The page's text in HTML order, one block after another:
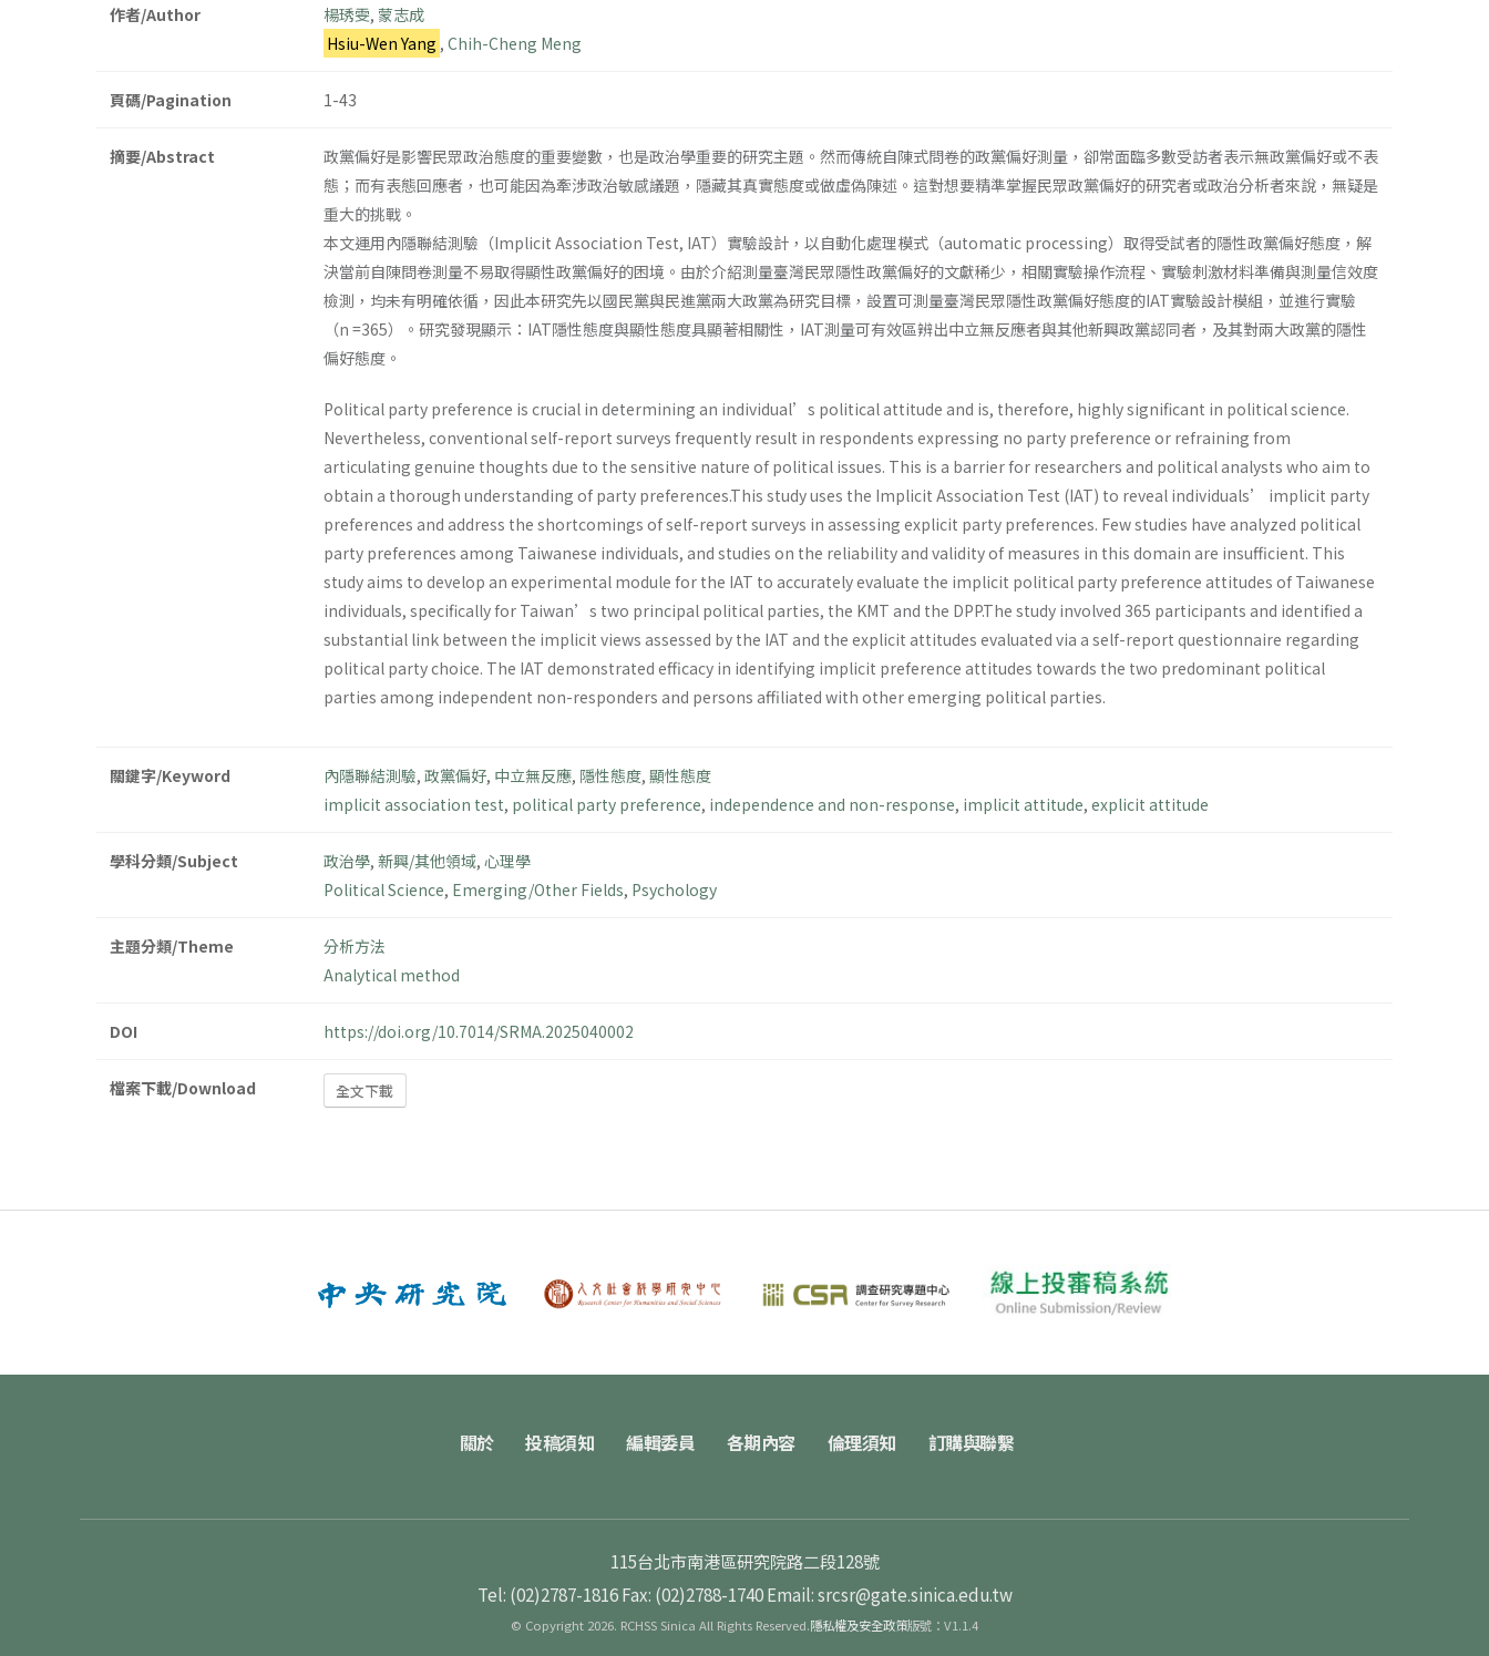
作者/Author 楊琇雯, 蒙志成
Hsiu-Wen Yang , Chih-Cheng Meng
頁碼/Pagination 1-43
摘要/Abstract
政黨偏好是影響民眾政治態度的重要變數，也是政治學重要的研究主題。然而傳統自陳式問卷的政黨偏好測量，卻常面臨多數受訪者表示無政黨偏好或不表
態；而有表態回應者，也可能因為牽涉政治敏感議題，隱藏其真實態度或做虛偽陳述。這對想要精準掌握民眾政黨偏好的研究者或政治分析者來說，無疑是
重大的挑戰。
本文運用內隱聯結測驗（Implicit Association Test, IAT）實驗設計，以自動化處理模式（automatic processing）取得受試者的隱性政黨偏好態度，解
決當前自陳問卷測量不易取得顯性政黨偏好的困境。由於介紹測量臺灣民眾隱性政黨偏好的文獻稀少，相關實驗操作流程、實驗刺激材料準備與測量信效度
檢測，均未有明確依循，因此本研究先以國民黨與民進黨兩大政黨為研究目標，設置可測量臺灣民眾隱性政黨偏好態度的IAT實驗設計模組，並進行實驗
（n =365）。研究發現顯示：IAT隱性態度與顯性態度具顯著相關性，IAT測量可有效區辨出中立無反應者與其他新興政黨認同者，及其對兩大政黨的隱性
偏好態度。
Political party preference is crucial in determining an individual’s political attitude and is, therefore, highly significant in political science.
Nevertheless, conventional self-report surveys frequently result in respondents expressing no party preference or refraining from
articulating genuine thoughts due to the sensitive nature of political issues. This is a barrier for researchers and political analysts who aim to
obtain a thorough understanding of party preferences.This study uses the Implicit Association Test (IAT) to reveal individuals’ implicit party
preferences and address the shortcomings of self-report surveys in assessing explicit party preferences. Few studies have analyzed political
party preferences among Taiwanese individuals, and studies on the reliability and validity of measures in this domain are insufficient. This
study aims to develop an experimental module for the IAT to accurately evaluate the implicit political party preference attitudes of Taiwanese
individuals, specifically for Taiwan’s two principal political parties, the KMT and the DPP.The study involved 365 participants and identified a
substantial link between the implicit views assessed by the IAT and the explicit attitudes evaluated via a self-report questionnaire regarding
political party choice. The IAT demonstrated efficacy in identifying implicit preference attitudes towards the two predominant political
parties among independent non-responders and persons affiliated with other emerging political parties.
關鍵字/Keyword 內隱聯結測驗, 政黨偏好, 中立無反應, 隱性態度, 顯性態度
implicit association test, political party preference, independence and non-response, implicit attitude, explicit attitude
學科分類/Subject 政治學, 新興/其他領域, 心理學
Political Science, Emerging/Other Fields, Psychology
主題分類/Theme
分析方法
Analytical method
DOI https://doi.org/10.7014/SRMA.2025040002
檔案下載/Download 全文下載
關於 投稿須知 編輯委員 各期內容 倫理須知 訂購與聯繫
115台北市南港區研究院路二段128號
Tel: (02)2787-1816 Fax: (02)2788-1740 Email: srcsr@gate.sinica.edu.tw
© Copyright 2026. RCHSS Sinica All Rights Reserved.隱私權及安全政策版號：V1.1.4